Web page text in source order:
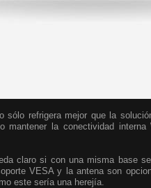
sólo refrigera mejor que la
mantener la conectividad
claro si con una misma base
VESA y la antena son
este sería una herejía.